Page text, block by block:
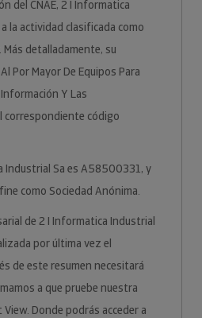
del CNAE, 2 I Informatica
la actividad clasificada como
Más detalladamente, su
Por Mayor De Equipos Para
Y Las
correspondiente código
Industrial Sa es A58500331, y
como Sociedad Anónima.
de 2 I Informatica Industrial
por última vez el
de este resumen necesitará
a que pruebe nuestra
Donde podrás acceder a